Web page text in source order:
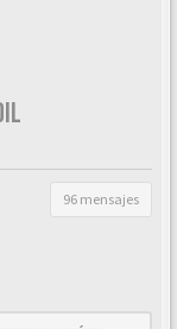
96 mensajes